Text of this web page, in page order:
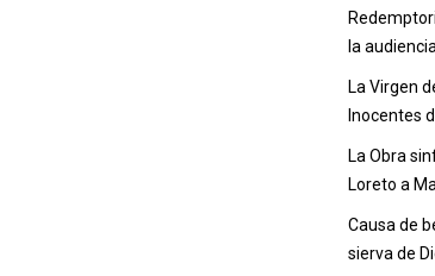
la
La Virgen
Inocentes
La Obra
Loreto a
Causa de
sierva de